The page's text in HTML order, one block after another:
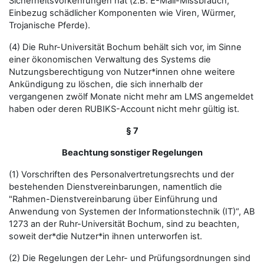
Einbezug schädlicher Komponenten wie Viren, Würmer,
Trojanische Pferde).
(4) Die Ruhr-Universität Bochum behält sich vor, im Sinne
einer ökonomischen Verwaltung des Systems die
Nutzungsberechtigung von Nutzer*innen ohne weitere
Ankündigung zu löschen, die sich innerhalb der
vergangenen zwölf Monate nicht mehr am LMS angemeldet
haben oder deren RUBIKS-Account nicht mehr gültig ist.
§ 7
Beachtung sonstiger Regelungen
(1) Vorschriften des Personalvertretungsrechts und der
bestehenden Dienstvereinbarungen, namentlich die
"Rahmen-Dienstvereinbarung über Einführung und
Anwendung von Systemen der Informationstechnik (IT)“, AB
1273 an der Ruhr-Universität Bochum, sind zu beachten,
soweit der*die Nutzer*in ihnen unterworfen ist.
(2) Die Regelungen der Lehr- und Prüfungsordnungen sind